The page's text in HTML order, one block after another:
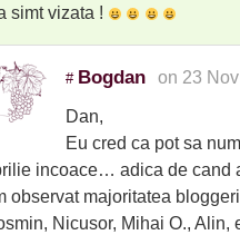
simt vizata !
# Bogdan on 23
Dan,
Eu cred ca pot sa
incoace… adica de cand
observat majoritatea
Nicusor, Mihai O., Alin,